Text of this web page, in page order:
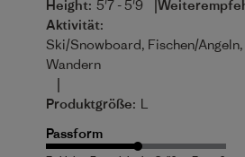
Height: 5'7 - 5'9
Aktivität:
Ski/Snowboard, Fischen/
Wandern
|
Produktgröße: L
Passform